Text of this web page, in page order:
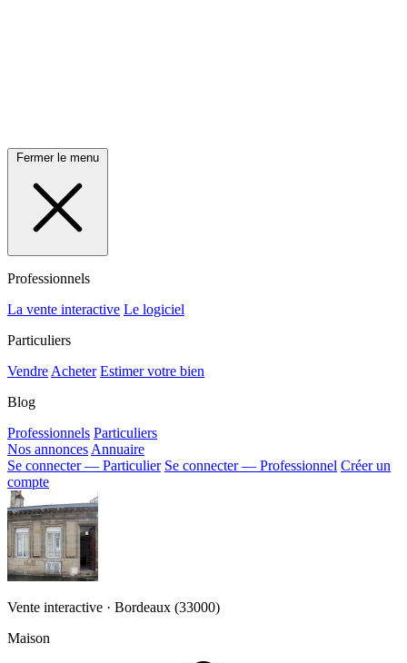
Fermer le menu
Professionnels
La vente interactive Le logiciel
Particuliers
Vendre Acheter Estimer votre bien
Blog
Professionnels Particuliers
Nos annonces Annuaire
Se connecter — Particulier Se connecter — Professionnel Créer un
compte
Vente interactive · Bordeaux (33000)
Maison